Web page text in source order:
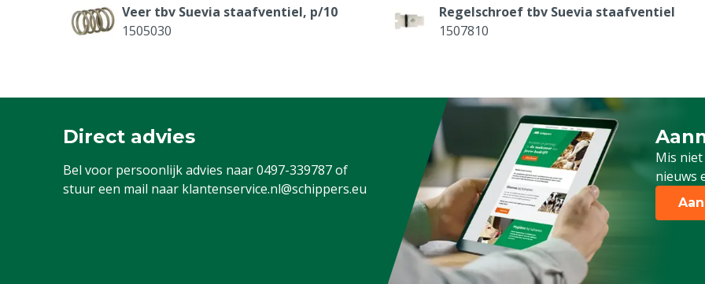
Typenummer
12P (100.0120)
Diergroep
Rundvee, Schapen, Geiten, Overig
Veer tbv Suevia staafventiel, p/10
1505030
Regelschroef tbv Suevia staafventiel
1507810
Direct advies
Bel voor persoonlijk advies naar0497-339787of
stuur een mail naar klantenservice.nl@schippers.eu
Mis
nieuws
Schrijf